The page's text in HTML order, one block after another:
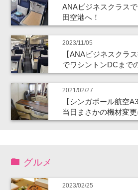
ANAビジネスクラス
田空港へ！
2023/11/05
【ANAビジネスクラ
でワシントンDCまで
2021/02/27
【シンガポール航空
当日まさかの機材変更
グルメ
2023/02/25